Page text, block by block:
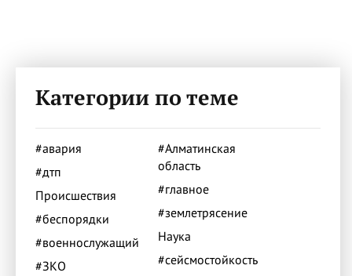
Категории по теме
#авария
#дтп
Происшествия
#беспорядки
#военнослужащий
#ЗКО
#Алматинская
область
#главное
#землетрясение
Наука
#сейсмостойкость